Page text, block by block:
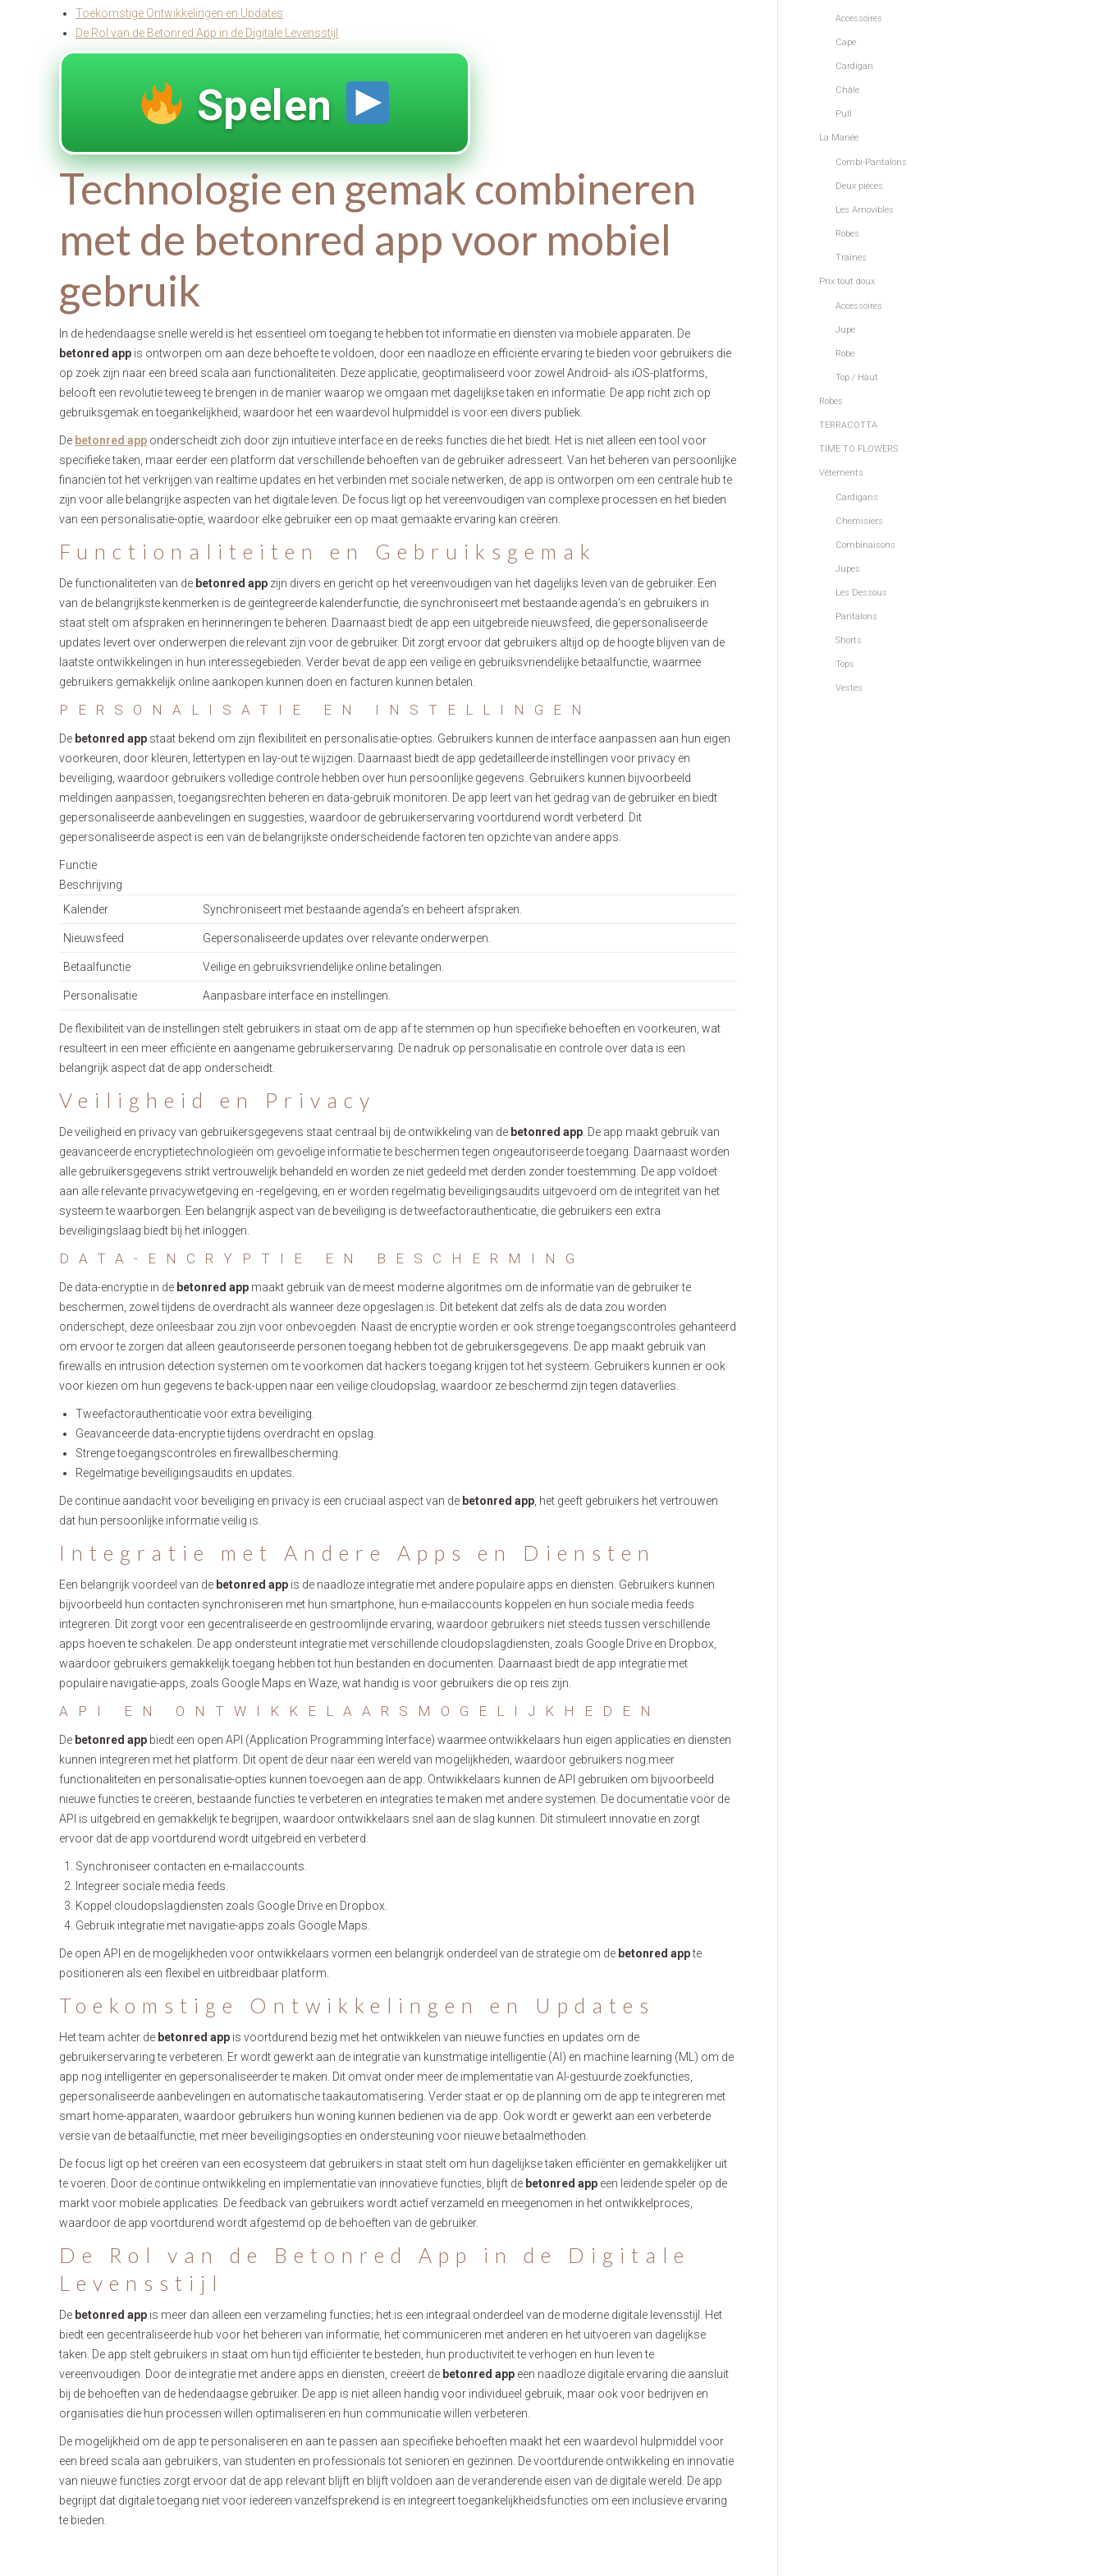
Toekomstige Ontwikkelingen en Updates
De Rol van de Betonred App in de Digitale Levensstijl
Spelen
Technologie en gemak combineren
met de betonred app voor mobiel
gebruik
In de hedendaagse snelle wereld is het essentieel om toegang te hebben tot informatie en diensten via mobiele apparaten. De
betonred app is ontworpen om aan deze behoefte te voldoen, door een naadloze en efficiënte ervaring te bieden voor gebruikers die
op zoek zijn naar een breed scala aan functionaliteiten. Deze applicatie, geoptimaliseerd voor zowel Android- als iOS-platforms,
belooft een revolutie teweeg te brengen in de manier waarop we omgaan met dagelijkse taken en informatie. De app richt zich op
gebruiksgemak en toegankelijkheid, waardoor het een waardevol hulpmiddel is voor een divers publiek.
De betonred app onderscheidt zich door zijn intuïtieve interface en de reeks functies die het biedt. Het is niet alleen een tool voor
specifieke taken, maar eerder een platform dat verschillende behoeften van de gebruiker adresseert. Van het beheren van persoonlijke
financiën tot het verkrijgen van realtime updates en het verbinden met sociale netwerken, de app is ontworpen om een centrale hub te
zijn voor alle belangrijke aspecten van het digitale leven. De focus ligt op het vereenvoudigen van complexe processen en het bieden
van een personalisatie-optie, waardoor elke gebruiker een op maat gemaakte ervaring kan creëren.
Functionaliteiten en Gebruiksgemak
De functionaliteiten van de betonred app zijn divers en gericht op het vereenvoudigen van het dagelijks leven van de gebruiker. Een
van de belangrijkste kenmerken is de geïntegreerde kalenderfunctie, die synchroniseert met bestaande agenda's en gebruikers in
staat stelt om afspraken en herinneringen te beheren. Daarnaast biedt de app een uitgebreide nieuwsfeed, die gepersonaliseerde
updates levert over onderwerpen die relevant zijn voor de gebruiker. Dit zorgt ervoor dat gebruikers altijd op de hoogte blijven van de
laatste ontwikkelingen in hun interessegebieden. Verder bevat de app een veilige en gebruiksvriendelijke betaalfunctie, waarmee
gebruikers gemakkelijk online aankopen kunnen doen en facturen kunnen betalen.
PERSONALISATIE EN INSTELLINGEN
De betonred app staat bekend om zijn flexibiliteit en personalisatie-opties. Gebruikers kunnen de interface aanpassen aan hun eigen
voorkeuren, door kleuren, lettertypen en lay-out te wijzigen. Daarnaast biedt de app gedetailleerde instellingen voor privacy en
beveiliging, waardoor gebruikers volledige controle hebben over hun persoonlijke gegevens. Gebruikers kunnen bijvoorbeeld
meldingen aanpassen, toegangsrechten beheren en data-gebruik monitoren. De app leert van het gedrag van de gebruiker en biedt
gepersonaliseerde aanbevelingen en suggesties, waardoor de gebruikerservaring voortdurend wordt verbeterd. Dit
gepersonaliseerde aspect is een van de belangrijkste onderscheidende factoren ten opzichte van andere apps.
Functie
Beschrijving
Kalender
Synchroniseert met bestaande agenda’s en beheert afspraken.
Nieuwsfeed Gepersonaliseerde updates over relevante onderwerpen.
Betaalfunctie Veilige en gebruiksvriendelijke online betalingen.
Personalisatie Aanpasbare interface en instellingen.
De flexibiliteit van de instellingen stelt gebruikers in staat om de app af te stemmen op hun specifieke behoeften en voorkeuren, wat
resulteert in een meer efficiënte en aangename gebruikerservaring. De nadruk op personalisatie en controle over data is een
belangrijk aspect dat de app onderscheidt.
Veiligheid en Privacy
De veiligheid en privacy van gebruikersgegevens staat centraal bij de ontwikkeling van de betonred app . De app maakt gebruik van
geavanceerde encryptietechnologieën om gevoelige informatie te beschermen tegen ongeautoriseerde toegang. Daarnaast worden
alle gebruikersgegevens strikt vertrouwelijk behandeld en worden ze niet gedeeld met derden zonder toestemming. De app voldoet
aan alle relevante privacywetgeving en -regelgeving, en er worden regelmatig beveiligingsaudits uitgevoerd om de integriteit van het
systeem te waarborgen. Een belangrijk aspect van de beveiliging is de tweefactorauthenticatie, die gebruikers een extra
beveiligingslaag biedt bij het inloggen.
DATA-ENCRYPTIE EN BESCHERMING
De data-encryptie in de betonred app maakt gebruik van de meest moderne algoritmes om de informatie van de gebruiker te
beschermen, zowel tijdens de overdracht als wanneer deze opgeslagen is. Dit betekent dat zelfs als de data zou worden
onderschept, deze onleesbaar zou zijn voor onbevoegden. Naast de encryptie worden er ook strenge toegangscontroles gehanteerd
om ervoor te zorgen dat alleen geautoriseerde personen toegang hebben tot de gebruikersgegevens. De app maakt gebruik van
firewalls en intrusion detection systemen om te voorkomen dat hackers toegang krijgen tot het systeem. Gebruikers kunnen er ook
voor kiezen om hun gegevens te back-uppen naar een veilige cloudopslag, waardoor ze beschermd zijn tegen dataverlies.
Tweefactorauthenticatie voor extra beveiliging.
Geavanceerde data-encryptie tijdens overdracht en opslag.
Strenge toegangscontroles en firewallbescherming.
Regelmatige beveiligingsaudits en updates.
De continue aandacht voor beveiliging en privacy is een cruciaal aspect van de betonred app , het geeft gebruikers het vertrouwen
dat hun persoonlijke informatie veilig is.
Integratie met Andere Apps en Diensten
Een belangrijk voordeel van de betonred app is de naadloze integratie met andere populaire apps en diensten. Gebruikers kunnen
bijvoorbeeld hun contacten synchroniseren met hun smartphone, hun e-mailaccounts koppelen en hun sociale media feeds
integreren. Dit zorgt voor een gecentraliseerde en gestroomlijnde ervaring, waardoor gebruikers niet steeds tussen verschillende
apps hoeven te schakelen. De app ondersteunt integratie met verschillende cloudopslagdiensten, zoals Google Drive en Dropbox,
waardoor gebruikers gemakkelijk toegang hebben tot hun bestanden en documenten. Daarnaast biedt de app integratie met
populaire navigatie-apps, zoals Google Maps en Waze, wat handig is voor gebruikers die op reis zijn.
API EN ONTWIKKELAARSMOGELIJKHEDEN
De betonred app biedt een open API (Application Programming Interface) waarmee ontwikkelaars hun eigen applicaties en diensten
kunnen integreren met het platform. Dit opent de deur naar een wereld van mogelijkheden, waardoor gebruikers nog meer
functionaliteiten en personalisatie-opties kunnen toevoegen aan de app. Ontwikkelaars kunnen de API gebruiken om bijvoorbeeld
nieuwe functies te creëren, bestaande functies te verbeteren en integraties te maken met andere systemen. De documentatie voor de
API is uitgebreid en gemakkelijk te begrijpen, waardoor ontwikkelaars snel aan de slag kunnen. Dit stimuleert innovatie en zorgt
ervoor dat de app voortdurend wordt uitgebreid en verbeterd.
Synchroniseer contacten en e-mailaccounts.
Integreer sociale media feeds.
Koppel cloudopslagdiensten zoals Google Drive en Dropbox.
Gebruik integratie met navigatie-apps zoals Google Maps.
De open API en de mogelijkheden voor ontwikkelaars vormen een belangrijk onderdeel van de strategie om de betonred appte
positioneren als een flexibel en uitbreidbaar platform.
Toekomstige Ontwikkelingen en Updates
Het team achter de betonred app is voortdurend bezig met het ontwikkelen van nieuwe functies en updates om de
gebruikerservaring te verbeteren. Er wordt gewerkt aan de integratie van kunstmatige intelligentie (AI) en machine learning (ML) om de
app nog intelligenter en gepersonaliseerder te maken. Dit omvat onder meer de implementatie van AI-gestuurde zoekfuncties,
gepersonaliseerde aanbevelingen en automatische taakautomatisering. Verder staat er op de planning om de app te integreren met
smart home-apparaten, waardoor gebruikers hun woning kunnen bedienen via de app. Ook wordt er gewerkt aan een verbeterde
versie van de betaalfunctie, met meer beveiligingsopties en ondersteuning voor nieuwe betaalmethoden.
De focus ligt op het creëren van een ecosysteem dat gebruikers in staat stelt om hun dagelijkse taken efficiënter en gemakkelijker uit
te voeren. Door de continue ontwikkeling en implementatie van innovatieve functies, blijft de betonred app een leidende speler op de
markt voor mobiele applicaties. De feedback van gebruikers wordt actief verzameld en meegenomen in het ontwikkelproces,
waardoor de app voortdurend wordt afgestemd op de behoeften van de gebruiker.
De Rol van de Betonred App in de Digitale
Levensstijl
De betonred app is meer dan alleen een verzameling functies; het is een integraal onderdeel van de moderne digitale levensstijl. Het
biedt een gecentraliseerde hub voor het beheren van informatie, het communiceren met anderen en het uitvoeren van dagelijkse
taken. De app stelt gebruikers in staat om hun tijd efficiënter te besteden, hun productiviteit te verhogen en hun leven te
vereenvoudigen. Door de integratie met andere apps en diensten, creëert de betonred app een naadloze digitale ervaring die aansluit
bij de behoeften van de hedendaagse gebruiker. De app is niet alleen handig voor individueel gebruik, maar ook voor bedrijven en
organisaties die hun processen willen optimaliseren en hun communicatie willen verbeteren.
De mogelijkheid om de app te personaliseren en aan te passen aan specifieke behoeften maakt het een waardevol hulpmiddel voor
een breed scala aan gebruikers, van studenten en professionals tot senioren en gezinnen. De voortdurende ontwikkeling en innovatie
van nieuwe functies zorgt ervoor dat de app relevant blijft en blijft voldoen aan de veranderende eisen van de digitale wereld. De app
begrijpt dat digitale toegang niet voor iedereen vanzelfsprekend is en integreert toegankelijkheidsfuncties om een inclusieve ervaring
te bieden.
Accessoires
Cape
Cardigan
Châle
Pull
La Mariée
Combi-Pantalons
Deux pièces
Les Amovibles
Robes
Traînes
Prix tout doux
Accessoires
Jupe
Robe
Top / Haut
Robes
TERRACOTTA
TIME TO FLOWERS
Vêtements
Cardigans
Chemisiers
Combinaisons
Jupes
Les Dessous
Pantalons
Shorts
Tops
Vestes